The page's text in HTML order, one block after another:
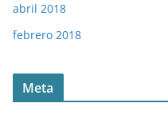
abril 2018
febrero 2018
Meta